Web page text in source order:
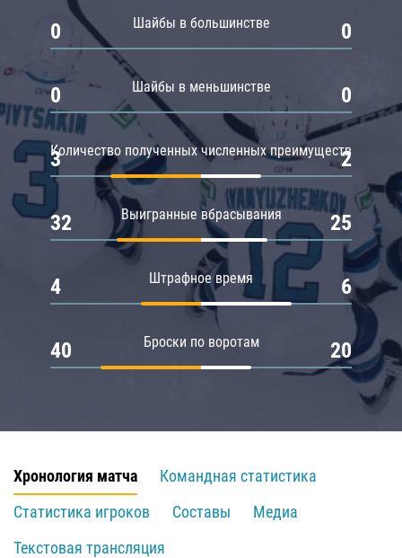
Шайбы в большинстве
0 0
Шайбы в меньшинстве
0 0
Количество полученных численных преимуществ
3 2
Выигранные вбрасывания
32 25
Штрафное время
4 6
Броски по воротам
40 20
Хронология матча
Командная статистика
Статистика игроков
Составы
Медиа
Текстовая трансляция